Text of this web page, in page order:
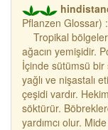
Pflanzen Glossar) :
Tropikal
ağacın yemişidir.
İçinde sütümsü bir
yağlı ve nişastalı
çeşidi vardır.
söktürür.
yardımcı olur.